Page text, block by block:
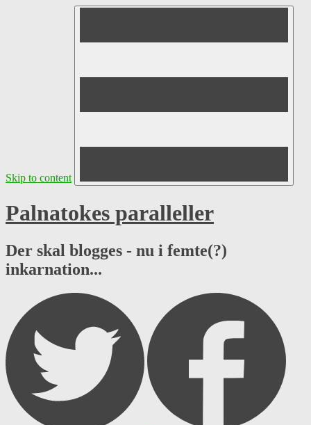
Skip to content
Palnatokes paralleller
Der skal blogges - nu i femte(?)
inkarnation...